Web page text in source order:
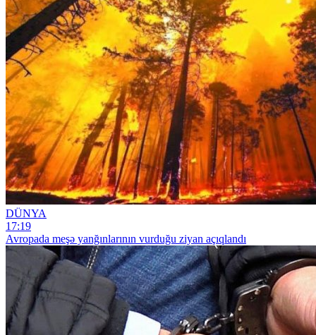
DÜNYA
17:19
Avropada meşə yanğınlarının vurduğu ziyan açıqlandı